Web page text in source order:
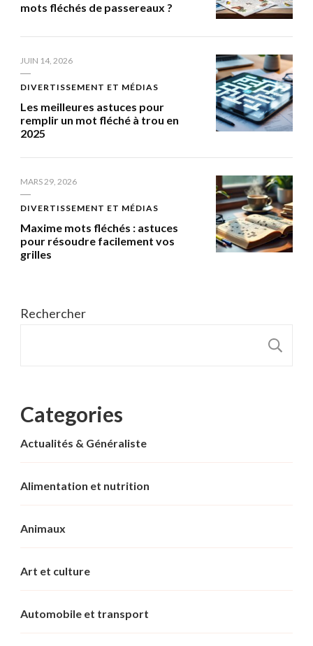
mots fléchés de passereaux ?
JUIN 14, 2026
DIVERTISSEMENT ET MÉDIAS
Les meilleures astuces pour
remplir un mot fléché à trou en
2025
MARS 29, 2026
DIVERTISSEMENT ET MÉDIAS
Maxime mots fléchés : astuces
pour résoudre facilement vos
grilles
Rechercher
Categories
Actualités & Généraliste
Alimentation et nutrition
Animaux
Art et culture
Automobile et transport